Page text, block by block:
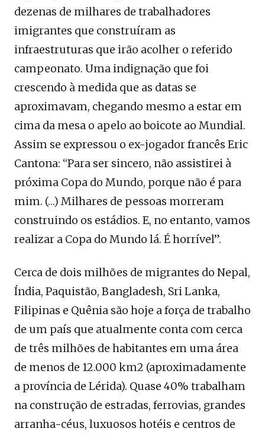
dezenas de milhares de trabalhadores
imigrantes que construíram as
infraestruturas que irão acolher o referido
campeonato. Uma indignação que foi
crescendo à medida que as datas se
aproximavam, chegando mesmo a estar em
cima da mesa o apelo ao boicote ao Mundial.
Assim se expressou o ex-jogador francês Eric
Cantona: “Para ser sincero, não assistirei à
próxima Copa do Mundo, porque não é para
mim. (…) Milhares de pessoas morreram
construindo os estádios. E, no entanto, vamos
realizar a Copa do Mundo lá. É horrível”.
Cerca de dois milhões de migrantes do Nepal,
Índia, Paquistão, Bangladesh, Sri Lanka,
Filipinas e Quênia são hoje a força de trabalho
de um país que atualmente conta com cerca
de três milhões de habitantes em uma área
de menos de 12.000 km2 (aproximadamente
a província de Lérida). Quase 40% trabalham
na construção de estradas, ferrovias, grandes
arranha-céus, luxuosos hotéis e centros de